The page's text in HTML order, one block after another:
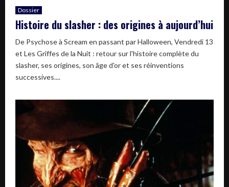
Dossier
Histoire du slasher : des origines à aujourd’hui
De Psychose à Scream en passant par Halloween, Vendredi 13
et Les Griffes de la Nuit : retour sur l'histoire complète du
slasher, ses origines, son âge d'or et ses réinventions
successives....